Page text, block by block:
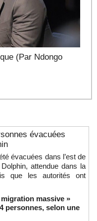
(Par Ndongo
évacuées
évacuées dans l’est de
attendue dans la
que les autorités ont
massive »
personnes, selon une